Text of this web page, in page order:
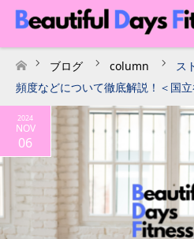
ホーム
ブログ column
ス
頻度などについて徹底解説！＜国立
2024
NOV
06